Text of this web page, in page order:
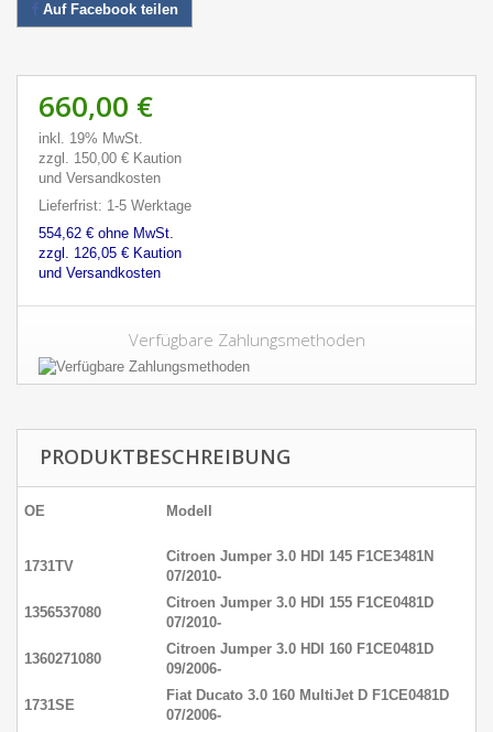
Auf Facebook teilen
660,00 €
inkl. 19% MwSt.
zzgl. 150,00 € Kaution
und Versandkosten
Lieferfrist: 1-5 Werktage
554,62 € ohne MwSt.
zzgl. 126,05 € Kaution
und Versandkosten
Verfügbare Zahlungsmethoden
PRODUKTBESCHREIBUNG
OE Modell
1731TV
Citroen Jumper 3.0 HDI 145 F1CE3481N
07/2010-
1356537080
Citroen Jumper 3.0 HDI 155 F1CE0481D
07/2010-
1360271080
Citroen Jumper 3.0 HDI 160 F1CE0481D
09/2006-
1731SE
Fiat Ducato 3.0 160 MultiJet D F1CE0481D
07/2006-